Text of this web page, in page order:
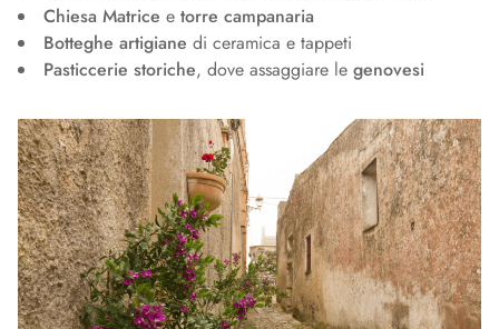
Chiesa Matrice e torre campanaria
Botteghe artigiane di ceramica e tappeti
Pasticcerie storiche, dove assaggiare le genovesi